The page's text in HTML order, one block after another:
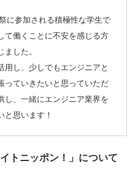
に参加される積極性な学生で
て働くことに不安を感じる方
ました。
用し、少しでもエンジニアと
っていきたいと思っていただ
し、一緒にエンジニア業界を
と思います！
トニッポン！」について